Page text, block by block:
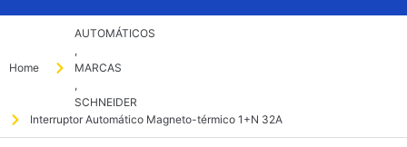
Home
AUTOMÁTICOS
,
MARCAS
,
SCHNEIDER
Interruptor Automático Magneto-térmico 1+N 32A